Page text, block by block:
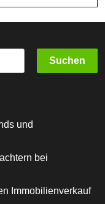
Suchen
und
bei
Immobilienverkauf